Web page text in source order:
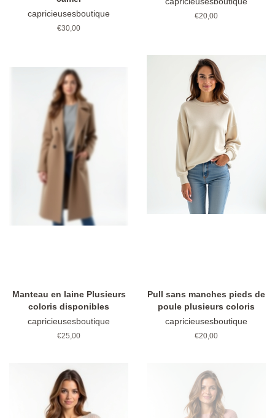
capricieusesboutique
Prix
€30,00
Prix
€20,00
Manteau en laine Plusieurs
coloris disponibles
capricieusesboutique
Prix
€25,00
Pull sans manches pieds de
poule plusieurs coloris
capricieusesboutique
Prix
€20,00